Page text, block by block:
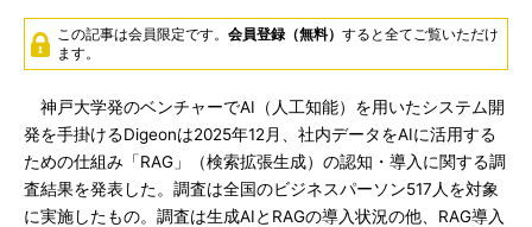
この記事は会員限定です。 会員登録（無料） すると全てご覧いただけ
ます。
神戸大学発のベンチャーでAI（人工知能）を用いたシステム開
発を手掛けるDigeonは2025年12月、社内データをAIに活用する
ための仕組み「RAG」（検索拡張生成）の認知・導入に関する調
査結果を発表した。調査は全国のビジネスパーソン517人を対象
に実施したもの。調査は生成AIとRAGの導入状況の他、RAG導入